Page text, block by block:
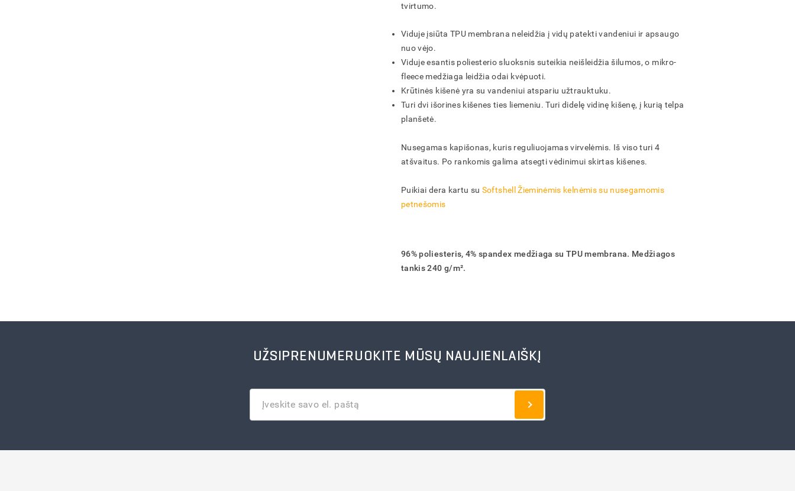
tvirtumo.
Viduje įsiūta TPU membrana neleidžia į vidų patekti vandeniui ir apsaugo
nuo vėjo.
Viduje esantis poliesterio sluoksnis suteikia neišleidžia šilumos, o mikro-
fleece medžiaga leidžia odai kvėpuoti.
Krūtinės kišenė yra su vandeniui atspariu užtrauktuku.
Turi dvi išorines kišenes ties liemeniu. Turi didelę vidinę kišenę, į kurią telpa
planšetė.
Nusegamas kapišonas, kuris reguliuojamas virvelėmis. Iš viso turi 4
atšvaitus. Po rankomis galima atsegti vėdinimui skirtas kišenes.
Puikiai dera kartu su Softshell Žieminėmis kelnėmis su nusegamomis
petnešomis
96% poliesteris, 4% spandex medžiaga su TPU membrana. Medžiagos
tankis 240 g/m².
UŽSIPRENUMERUOKITE MŪSŲ NAUJIENLAIŠKĮ
ĮVESKITE PREKIŲ KREPŠELIO PAVADINIMĄ
IŠSAUGOTI
AR TIKRAI NORITE IŠTRINTI PREKIŲ KREPŠELĮ?
AR TIKRAI NORITE IŠTRINTI PRODUKTĄ?
IŠSAUGOTI
IŠSAUGOTI
AR TIKRAI NORITE IŠTRINTI ADRESĄ?
AR TIKRAI NORITE IŠTRINTI UŽSAKYMĄ?
FORMUOTI